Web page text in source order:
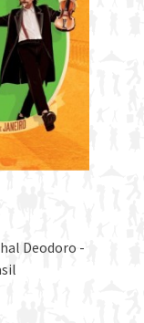
Deodoro -